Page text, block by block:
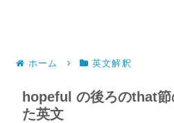
ホーム 英文解釈
hopeful の後ろのthat
た英文